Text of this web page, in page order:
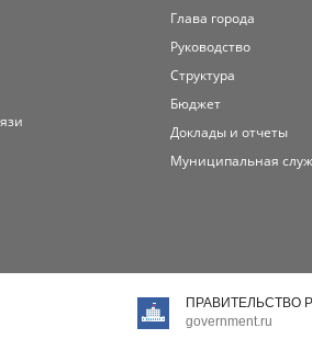
Глава города
Руководство
Структура
Бюджет
Доклады и отчеты
Муниципальная
ПРАВИТЕЛЬСТВО
government.ru